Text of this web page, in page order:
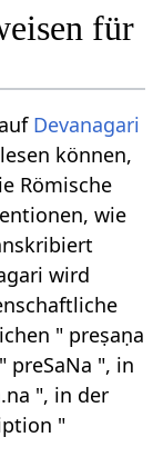
für
Devanagari
können,
Römische
wie
wird
" preṣaṇa
preSaNa ", in
", in der
"